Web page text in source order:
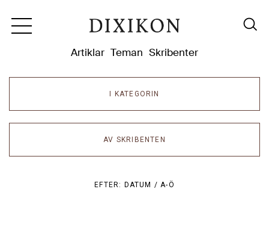
Artiklar Teman Skribenter
I KATEGORIN
AV SKRIBENTEN
EFTER: DATUM /A-Ö